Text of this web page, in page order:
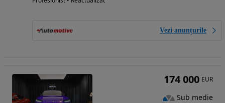
Vezi anunțurile
174 000 EUR
Sub medie